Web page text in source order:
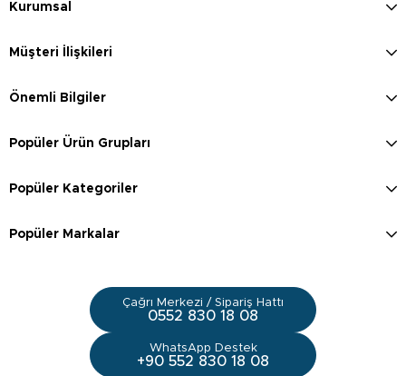
Kurumsal
Müşteri İlişkileri
Önemli Bilgiler
Popüler Ürün Grupları
Popüler Kategoriler
Popüler Markalar
Çağrı Merkezi / Sipariş Hattı
0552 830 18 08
WhatsApp Destek
+90 552 830 18 08